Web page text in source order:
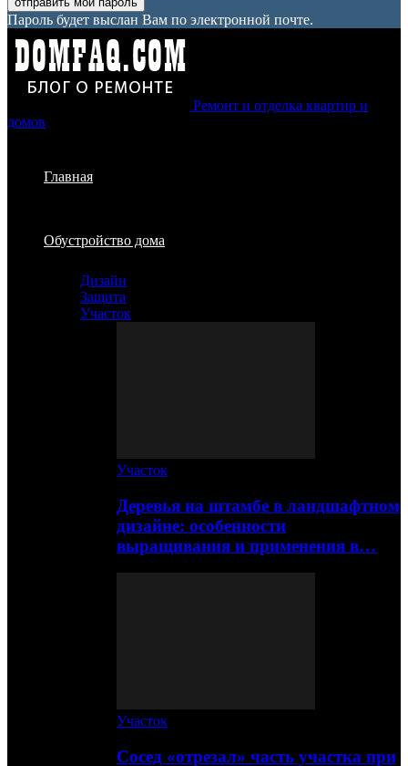
Пароль будет выслан Вам по электронной почте.
Ремонт и отделка квартир и
домов
Главная
Обустройство дома
Дизайн
Защита
Участок
Участок
Деревья на штамбе в ландшафтном
дизайне: особенности
выращивания и применения в…
Участок
Сосед «отрезал» часть участка при